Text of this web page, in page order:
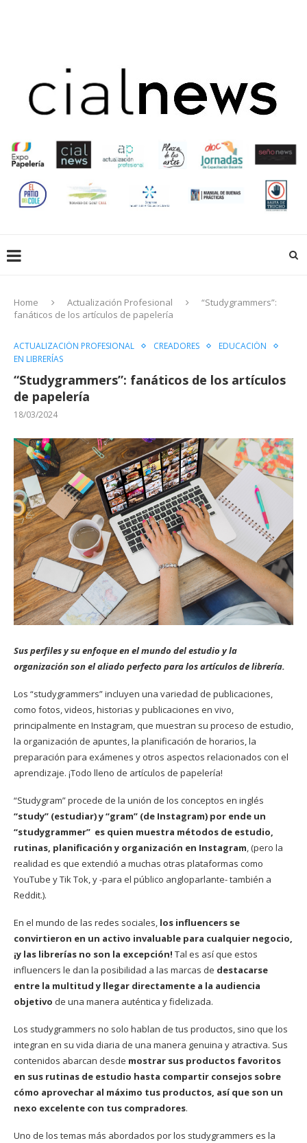
Home Actualización Profesional
“Studygrammers”:
fanáticos de los artículos de papelería
ACTUALIZACIÓN PROFESIONAL CREADORES
EDUCACIÓN
EN LIBRERÍAS
“Studygrammers”: fanáticos de los artículos
de papelería
18/03/2024
Sus perfiles y su enfoque en el mundo del estudio y la
organización son el aliado perfecto para los artículos de librería.
Los “studygrammers” incluyen una variedad de publicaciones,
como fotos, videos, historias y publicaciones en vivo,
principalmente en Instagram, que muestran su proceso de estudio,
la organización de apuntes, la planificación de horarios, la
preparación para exámenes y otros aspectos relacionados con el
aprendizaje. ¡Todo lleno de artículos de papelería!
“Studygram” procede de la unión de los conceptos en inglés
“study” (estudiar) y “gram” (de Instagram) por ende un
“studygrammer” es quien muestra métodos de estudio,
rutinas, planificación y organización en Instagram, (pero la
realidad es que extendió a muchas otras plataformas como
YouTube y Tik Tok, y -para el público angloparlante- también a
Reddit.).
En el mundo de las redes sociales, los influencers se
convirtieron en un activo invaluable para cualquier negocio,
¡y las librerías no son la excepción! Tal es así que estos
influencers le dan la posibilidad a las marcas de destacarse
entre la multitud y llegar directamente a la audiencia
objetivo de una manera auténtica y fidelizada.
Los studygrammers no solo hablan de tus productos, sino que los
integran en su vida diaria de una manera genuina y atractiva. Sus
contenidos abarcan desde mostrar sus productos favoritos
en sus rutinas de estudio hasta compartir consejos sobre
cómo aprovechar al máximo tus productos, así que son un
nexo excelente con tus compradores.
Uno de los temas más abordados por los studygrammers es la